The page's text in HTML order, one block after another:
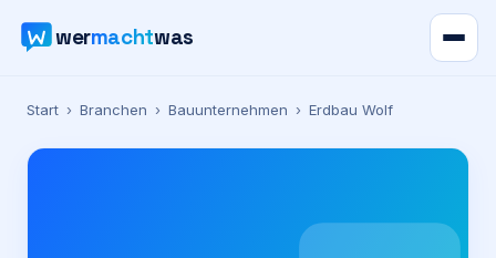
wermachtwas
Verzeichnis
Karte
Start › Branchen › Bauunternehmen › Erdbau Wolf